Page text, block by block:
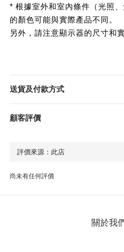
* 根據室外和室內條件（光照
的顏色可能與實際產品不同。
另外，請注意顯示器的尺寸和
送貨及付款方式
顧客評價
尚未有任何評價
關於我